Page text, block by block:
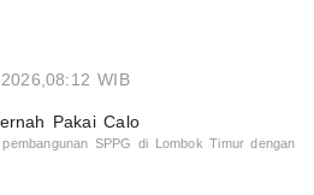
WIB
SPPG di Lombok Timur dengan